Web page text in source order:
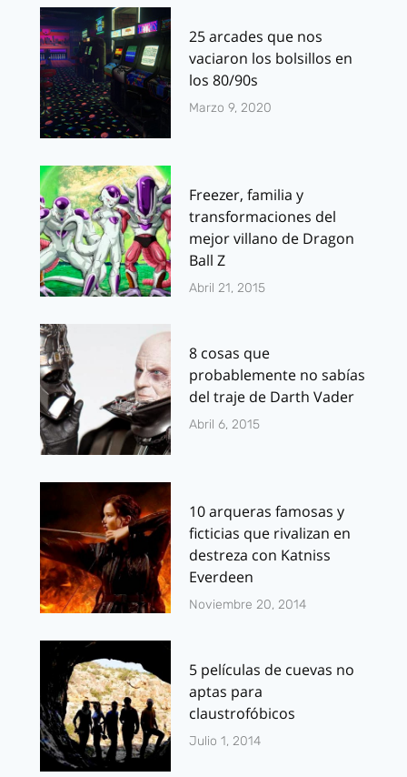
25 arcades que nos
vaciaron los bolsillos en
los 80/90s
Marzo 9, 2020
Freezer, familia y
transformaciones del
mejor villano de Dragon
Ball Z
Abril 21, 2015
8 cosas que
probablemente no sabías
del traje de Darth Vader
Abril 6, 2015
10 arqueras famosas y
ficticias que rivalizan en
destreza con Katniss
Everdeen
Noviembre 20, 2014
5 películas de cuevas no
aptas para
claustrofóbicos
Julio 1, 2014